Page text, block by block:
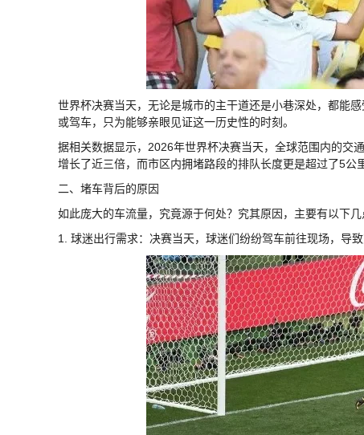
世界杯决赛当天，无论是城市的主干道还是小巷深处，都能
或驾车，只为能够亲眼见证这一历史性的时刻。
据相关数据显示，2026年世界杯决赛当天，全球范围内的交
增长了近三倍，而市区内拥堵路段的排队长度更是超过了5公里
二、堵车背后的原因
如此庞大的车流量，究竟源于何处？究其原因，主要有以下几
1. 球迷出行需求：决赛当天，球迷们纷纷驾车前往现场，导致